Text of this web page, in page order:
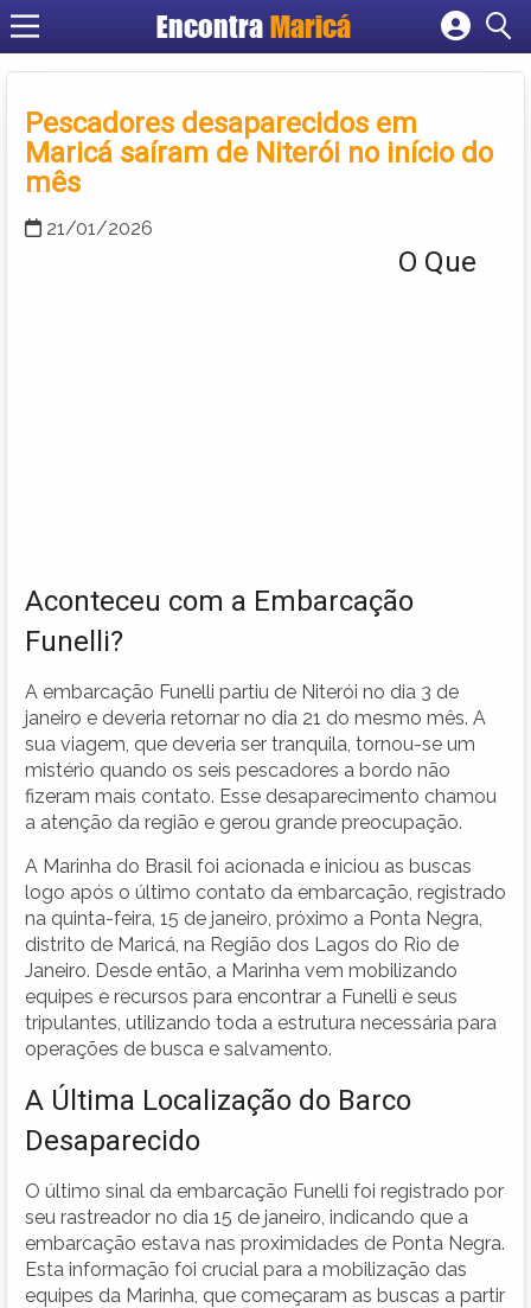
EncontraMaricá
Cadastrar empresa
Criar conta
Pescadores desaparecidos em
Maricá saíram de Niterói no início do
mês
21/01/2026
O Que
Aconteceu com a Embarcação
Funelli?
A embarcação Funelli partiu de Niterói no dia 3 de
janeiro e deveria retornar no dia 21 do mesmo mês. A
sua viagem, que deveria ser tranquila, tornou-se um
mistério quando os seis pescadores a bordo não
fizeram mais contato. Esse desaparecimento chamou
a atenção da região e gerou grande preocupação.
A Marinha do Brasil foi acionada e iniciou as buscas
logo após o último contato da embarcação, registrado
na quinta-feira, 15 de janeiro, próximo a Ponta Negra,
distrito de Maricá, na Região dos Lagos do Rio de
Janeiro. Desde então, a Marinha vem mobilizando
equipes e recursos para encontrar a Funelli e seus
tripulantes, utilizando toda a estrutura necessária para
operações de busca e salvamento.
A Última Localização do Barco
Desaparecido
O último sinal da embarcação Funelli foi registrado por
seu rastreador no dia 15 de janeiro, indicando que a
embarcação estava nas proximidades de Ponta Negra.
Esta informação foi crucial para a mobilização das
equipes da Marinha, que começaram as buscas a partir